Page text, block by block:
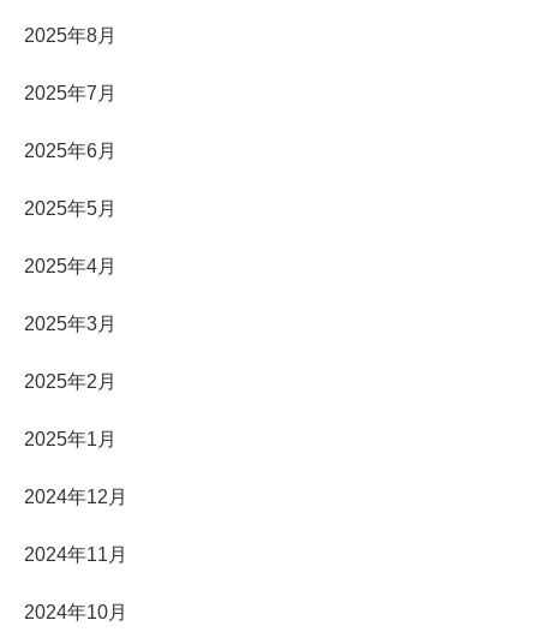
2025年8月
2025年7月
2025年6月
2025年5月
2025年4月
2025年3月
2025年2月
2025年1月
2024年12月
2024年11月
2024年10月